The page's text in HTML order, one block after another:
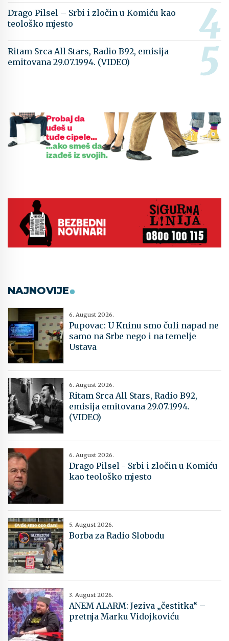
Drago Pilsel – Srbi i zločin u Komiću kao
teološko mjesto
Ritam Srca All Stars, Radio B92, emisija
emitovana 29.07.1994. (VIDEO)
NAJNOVIJE
6. August 2026.
Pupovac: U Kninu smo čuli napad ne
samo na Srbe nego i na temelje
Ustava
6. August 2026.
Ritam Srca All Stars, Radio B92,
emisija emitovana 29.07.1994.
(VIDEO)
6. August 2026.
Drago Pilsel - Srbi i zločin u Komiću
kao teološko mjesto
5. August 2026.
Borba za Radio Slobodu
3. August 2026.
ANEM ALARM: Jeziva „čestitka“ –
pretnja Marku Vidojkoviću